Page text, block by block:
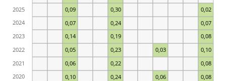
0,10 0,24 0,06 0,08
0,06 0,22 0,08
0,05 0,23 0,03 0,10
0,14 0,19 0,08
0,07 0,24 0,07
0,09 0,30 0,02
2020
2021
2022
2023
2024
2025